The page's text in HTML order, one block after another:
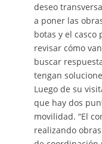
deseo
a poner las
botas y el casco
revisar cómo
buscar
tengan
Luego de su
que hay dos
movilidad. “El
realizando